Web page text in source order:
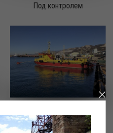
Под контролем
На страже акватории